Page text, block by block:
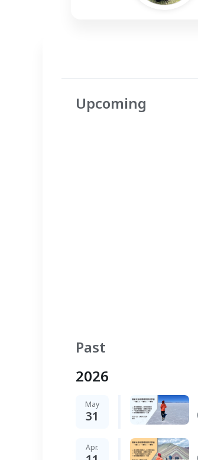
Upcoming
Past
2026
May
31
Apr.